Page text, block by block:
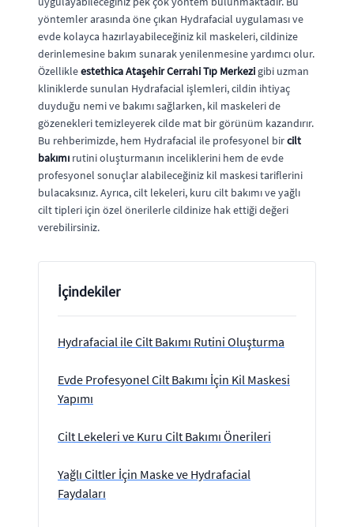
yöntemler arasında öne çıkan Hydrafacial uygulaması ve
evde kolayca hazırlayabileceğiniz kil maskeleri, cildinize
derinlemesine bakım sunarak yenilenmesine yardımcı olur.
Özellikleestethica Ataşehir Cerrahi Tıp Merkezi gibi uzman
kliniklerde sunulan Hydrafacial işlemleri, cildin ihtiyaç
duyduğu nemi ve bakımı sağlarken, kil maskeleri de
gözenekleri temizleyerek cilde mat bir görünüm kazandırır.
Bu rehberimizde, hem Hydrafacial ile profesyonel bircilt
bakımı rutini oluşturmanın inceliklerini hem de evde
profesyonel sonuçlar alabileceğiniz kil maskesi tariflerini
bulacaksınız. Ayrıca, cilt lekeleri, kuru cilt bakımı ve yağlı
cilt tipleri için özel önerilerle cildinize hak ettiği değeri
verebilirsiniz.
İçindekiler
Hydrafacial ile Cilt Bakımı Rutini Oluşturma
Evde Profesyonel Cilt Bakımı İçin Kil Maskesi
Yapımı
Cilt Lekeleri ve Kuru Cilt Bakımı Önerileri
Yağlı Ciltler İçin Maske ve Hydrafacial
Faydaları